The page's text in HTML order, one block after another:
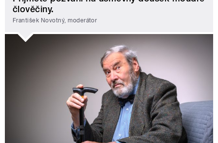
člověčiny.
František Novotný, moderátor